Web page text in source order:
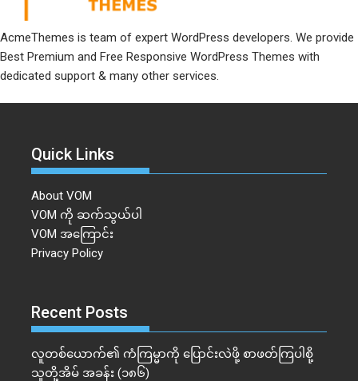
AcmeThemes is team of expert WordPress developers. We provide
Best Premium and Free Responsive WordPress Themes with
dedicated support & many other services.
Quick Links
About VOM
VOM ကို ဆက်သွယ်ပါ
VOM အကြောင်း
Privacy Policy
Recent Posts
လူတစ်ယောက်၏ ကံကြမ္မာကို ပြောင်းလဲဖို့ စာဖတ်ကြပါစို့
သူတို့အိမ် အခန်း (၁၈၆)